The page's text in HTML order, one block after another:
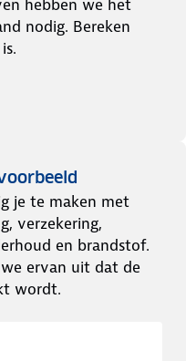
hebben we het
nodig. Bereken
je te maken met
verzekering,
en brandstof.
ervan uit dat de
wordt.